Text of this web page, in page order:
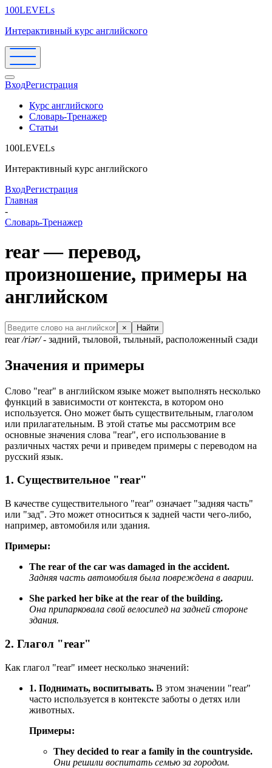
100LEVELs
Интерактивный курс английского
ВходРегистрация
Курс английского
Словарь-Тренажер
Статьи
100LEVELs
Интерактивный курс английского
ВходРегистрация
Главная
-
Словарь-Тренажер
rear — перевод,
произношение, примеры на
английском
× Найти
rear /riər/- задний, тыловой, тыльный, расположенный сзади
Значения и примеры
Слово "rear" в английском языке может выполнять несколько
функций в зависимости от контекста, в котором оно
используется. Оно может быть существительным, глаголом
или прилагательным. В этой статье мы рассмотрим все
основные значения слова "rear", его использование в
различных частях речи и приведем примеры с переводом на
русский язык.
1. Существительное "rear"
В качестве существительного "rear" означает "задняя часть"
или "зад". Это может относиться к задней части чего-либо,
например, автомобиля или здания.
Примеры:
The rear of the car was damaged in the accident.
Задняя часть автомобиля была повреждена в аварии.
She parked her bike at the rear of the building.
Она припарковала свой велосипед на задней стороне
здания.
2. Глагол "rear"
Как глагол "rear" имеет несколько значений:
1. Поднимать, воспитывать. В этом значении "rear"
часто используется в контексте заботы о детях или
животных.
Примеры:
They decided to rear a family in the countryside.
Они решили воспитать семью за городом.